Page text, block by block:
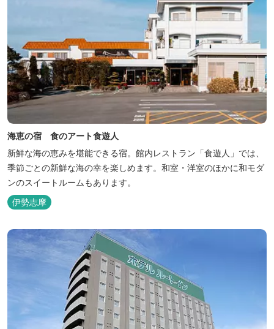
海恵の宿 食のアート食遊人
新鮮な海の恵みを堪能できる宿。館内レストラン「食遊人」では、
季節ごとの新鮮な海の幸を楽しめます。和室・洋室のほかに和モダ
ンのスイートルームもあります。
伊勢志摩